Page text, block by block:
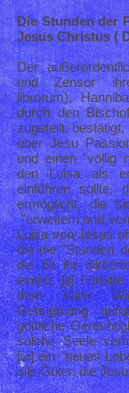
Die Stunden der
Jesus Christus (
Der
und Zensor
librorum),
durch den
zugeteilt,
über Jesu
und einen "völlig
den Luisa als
einführen sollte,
ermöglicht, die
"erweitern und
Luisa von Jesus
die die "Stunden
die Er ihr
eintritt, [ii]
dem Vater
Genugtuung
göttliche
solche Seele
[vi] ein "neues
alle Güter, die